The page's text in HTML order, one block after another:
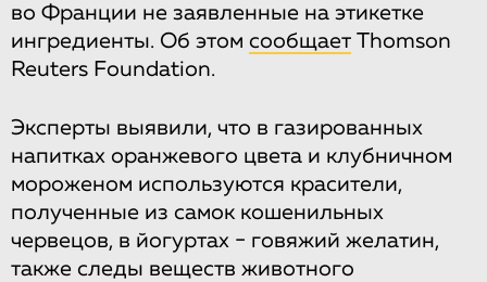
во Франции не заявленные на этикетке
ингредиенты. Об этом сообщает Thomson
Reuters Foundation.
Эксперты выявили, что в газированных
напитках оранжевого цвета и клубничном
мороженом используются красители,
полученные из самок кошенильных
червецов, в йогуртах − говяжий желатин,
также следы веществ животного